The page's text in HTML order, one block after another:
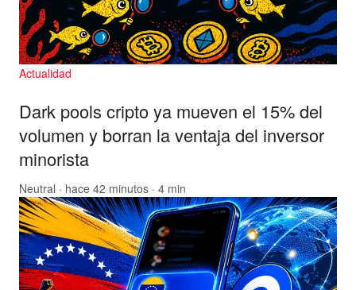
Actualidad
Dark pools cripto ya mueven el 15% del
volumen y borran la ventaja del inversor
minorista
Neutral · hace 42 minutos · 4 min